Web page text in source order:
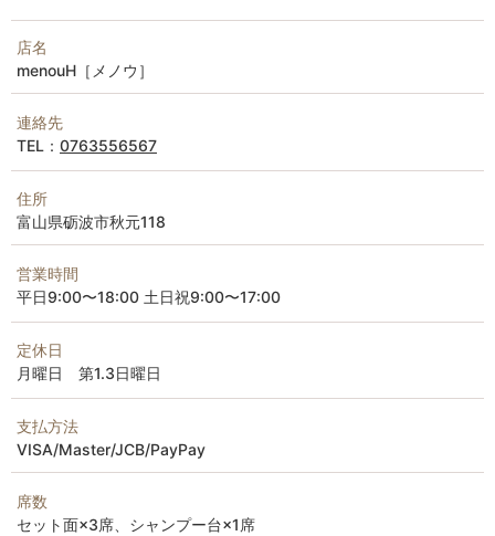
店名
menouH［メノウ］
連絡先
TEL： 0763556567
住所
富山県砺波市秋元118
営業時間
平日9:00〜18:00 土日祝9:00〜17:00
定休日
月曜日 第1.3日曜日
支払方法
VISA/Master/JCB/PayPay
席数
セット面×3席、シャンプー台×1席